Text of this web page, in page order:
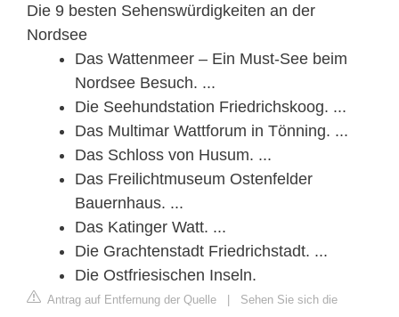
Die 9 besten Sehenswürdigkeiten an der
Nordsee
Das Wattenmeer – Ein Must-See beim
Nordsee Besuch. ...
Die Seehundstation Friedrichskoog. ...
Das Multimar Wattforum in Tönning. ...
Das Schloss von Husum. ...
Das Freilichtmuseum Ostenfelder
Bauernhaus. ...
Das Katinger Watt. ...
Die Grachtenstadt Friedrichstadt. ...
Die Ostfriesischen Inseln.
Antrag auf Entfernung der Quelle | Sehen Sie sich die